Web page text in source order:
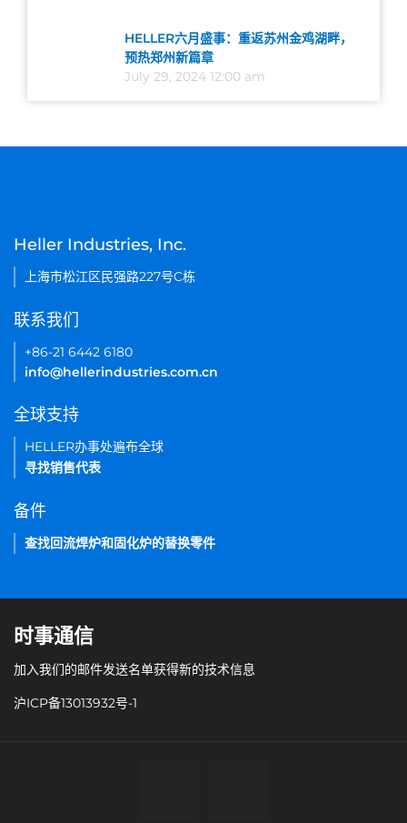
HELLER六月盛事：重返苏州金鸡湖畔，
预热郑州新篇章
July 29, 2024 12:00 am
Heller Industries, Inc.
上海市松江区民强路227号C栋
联系我们
+86-21 6442 6180
info@hellerindustries.com.cn
全球支持
HELLER办事处遍布全球
寻找销售代表
备件
查找回流焊炉和固化炉的替换零件
时事通信
加入我们的邮件发送名单获得新的技术信息
沪ICP备13013932号-1